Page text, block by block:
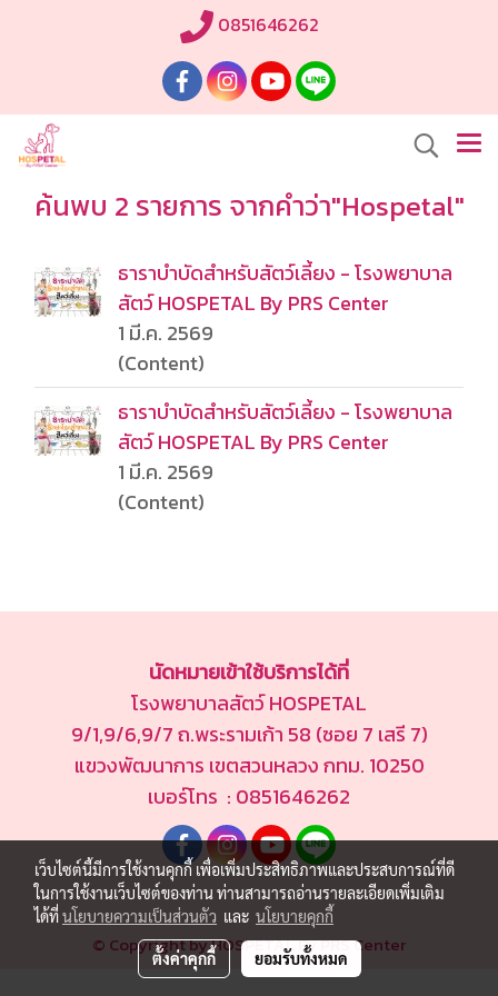
0851646262
ค้นพบ 2 รายการ จากคำว่า"Hospetal"
ธาราบำบัดสำหรับสัตว์เลี้ยง - โรงพยาบาล
สัตว์ HOSPETAL By PRS Center
1 มี.ค. 2569
(Content)
ธาราบำบัดสำหรับสัตว์เลี้ยง - โรงพยาบาล
สัตว์ HOSPETAL By PRS Center
1 มี.ค. 2569
(Content)
นัดหมายเข้าใช้บริการได้ที่
โรงพยาบาลสัตว์ HOSPETAL
9/1,9/6,9/7 ถ.พระรามเก้า 58 (ซอย 7 เสรี 7)
แขวงพัฒนาการ เขตสวนหลวง กทม. 10250
เบอร์โทร : 0851646262
© Copyright by HOSPETAL By PRS Center
เว็บไซต์นี้มีการใช้งานคุกกี้ เพื่อเพิ่มประสิทธิภาพและประสบการณ์ที่ดี
ในการใช้งานเว็บไซต์ของท่าน ท่านสามารถอ่านรายละเอียดเพิ่มเติม
ได้ที่นโยบายความเป็นส่วนตัว และ นโยบายคุกกี้
ตั้งค่าคุกกี้ ยอมรับทั้งหมด